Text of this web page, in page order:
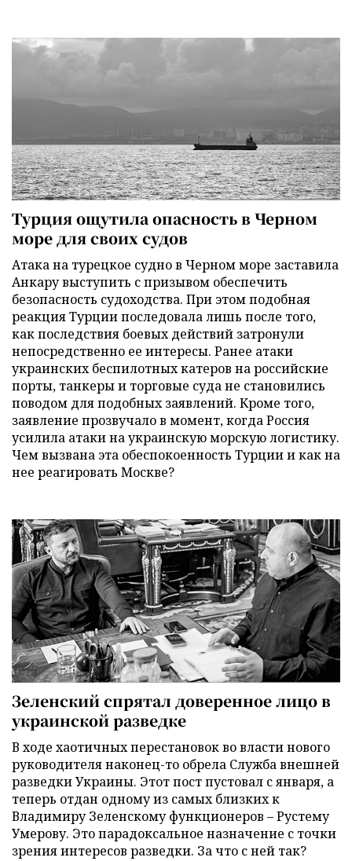
Турция ощутила опасность в Черном
море для своих судов
Атака на турецкое судно в Черном море заставила
Анкару выступить с призывом обеспечить
безопасность судоходства. При этом подобная
реакция Турции последовала лишь после того,
как последствия боевых действий затронули
непосредственно ее интересы. Ранее атаки
украинских беспилотных катеров на российские
порты, танкеры и торговые суда не становились
поводом для подобных заявлений. Кроме того,
заявление прозвучало в момент, когда Россия
усилила атаки на украинскую морскую логистику.
Чем вызвана эта обеспокоенность Турции и как на
нее реагировать Москве?
Зеленский спрятал доверенное лицо в
украинской разведке
В ходе хаотичных перестановок во власти нового
руководителя наконец-то обрела Служба внешней
разведки Украины. Этот пост пустовал с января, а
теперь отдан одному из самых близких к
Владимиру Зеленскому функционеров – Рустему
Умерову. Это парадоксальное назначение с точки
зрения интересов разведки. За что с ней так?